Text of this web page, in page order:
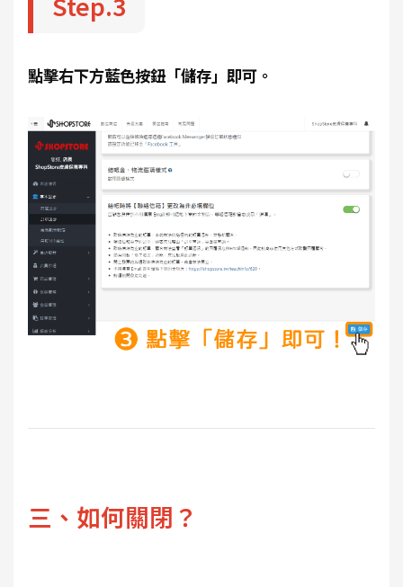
點擊右下方藍色按鈕「儲存」即可。
三、如何關閉？